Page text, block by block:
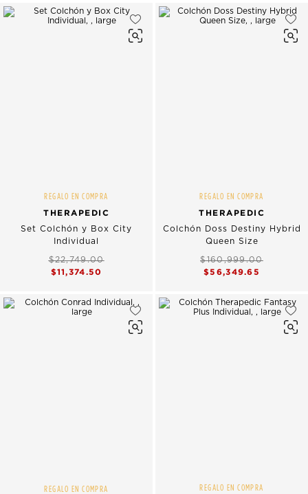
REGALO EN COMPRA
THERAPEDIC
Set Colchón y Box City
Individual
$22,749.00
$11,374.50
REGALO EN COMPRA
THERAPEDIC
Colchón Doss Destiny Hybrid
Queen Size
$160,999.00
$56,349.65
REGALO EN COMPRA REGALO EN COMPRA